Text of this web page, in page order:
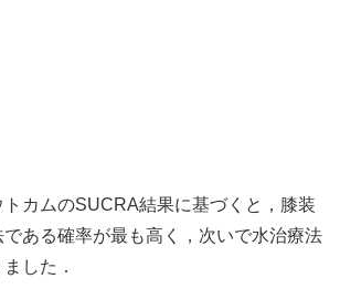
カムのSUCRA結果に基づくと，膝装
ある確率が最も高く，次いで水治療法
した．